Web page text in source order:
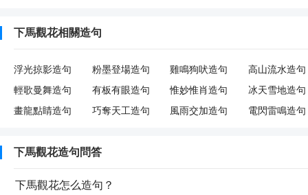
下馬觀花相關造句
浮光掠影造句 粉墨登場造句 雞鳴狗吠造句
高山流水造句
輕歌曼舞造句
有板有眼造句 惟妙惟肖造句
冰天雪地造句
畫龍點睛造句
巧奪天工造句 風雨交加造句 電閃雷鳴造句
下馬觀花造句問答
下馬觀花怎么造句？